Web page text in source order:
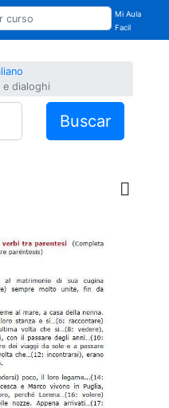
Mi Aula
Facil
e dialoghi
Buscar